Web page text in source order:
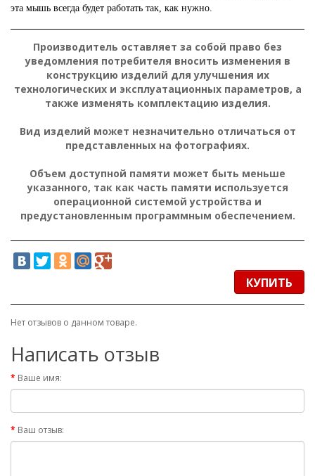
эта мышь всегда будет работать так, как нужно.
Производитель оставляет за собой право без
уведомления потребителя вносить изменения в
конструкцию изделий для улучшения их
технологических и эксплуатационных параметров, а
также изменять комплектацию изделия.
Вид изделий может незначительно отличаться от
представленных на фотографиях.
Объем доступной памяти может быть меньше
указанного, так как часть памяти используется
операционной системой устройства и
предустановленным программным обеспечением.
КУПИТЬ
Нет отзывов о данном товаре.
Написать отзыв
Ваше имя:
Ваш отзыв: